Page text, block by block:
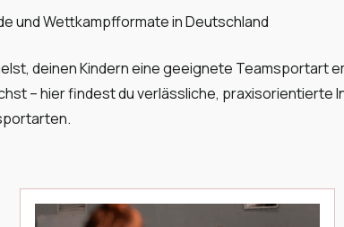
und Wettkampfformate in Deutschland
deinen Kindern eine geeignete Teamsportart
– hier findest du verlässliche, praxisorientierte